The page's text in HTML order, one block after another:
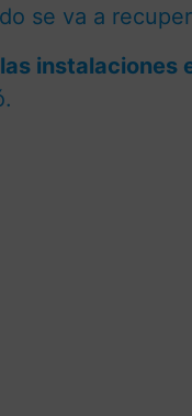
se va a
las instalaciones